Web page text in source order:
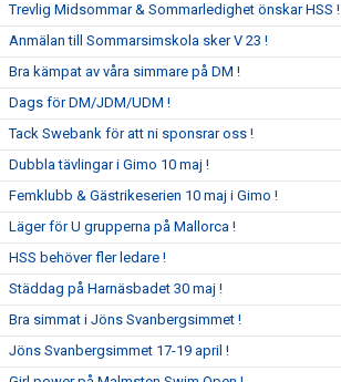
Trevlig Midsommar & Sommarledighet önskar HSS !
Anmälan till Sommarsimskola sker V 23 !
Bra kämpat av våra simmare på DM !
Dags för DM/JDM/UDM !
Tack Swebank för att ni sponsrar oss !
Dubbla tävlingar i Gimo 10 maj !
Femklubb & Gästrikeserien 10 maj i Gimo !
Läger för U grupperna på Mallorca !
HSS behöver fler ledare !
Städdag på Harnäsbadet 30 maj !
Bra simmat i Jöns Svanbergsimmet !
Jöns Svanbergsimmet 17-19 april !